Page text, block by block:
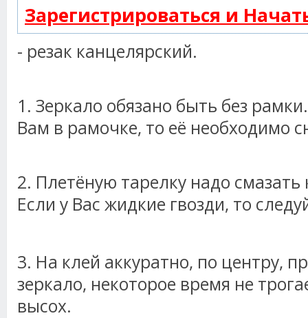
Зарегистрироваться и
- резак канцелярский.
1. Зеркало обязано быть без
Вам в рамочке, то её необходимо
2. Плетёную тарелку надо
Если у Вас жидкие гвозди, то
3. На клей аккуратно, по центру,
зеркало, некоторое время не
высох.